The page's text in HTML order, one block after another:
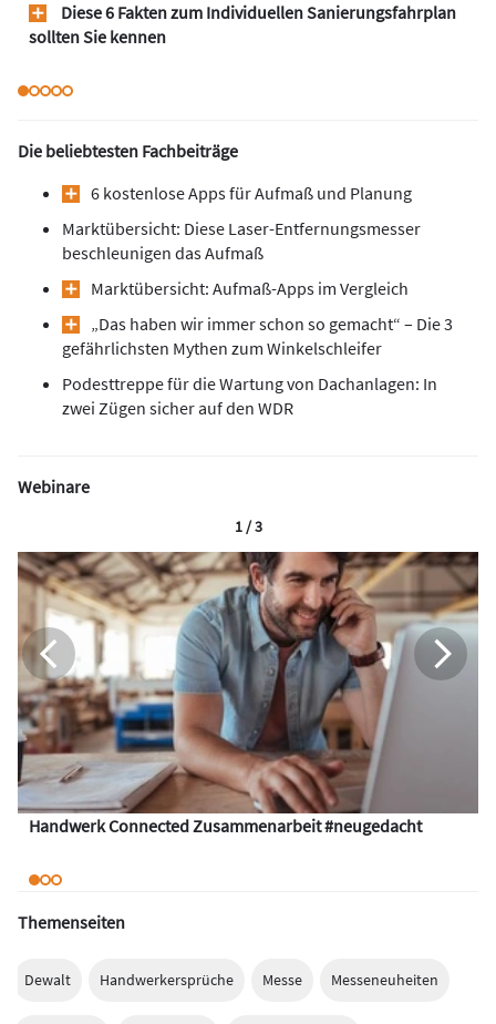
Diese 6 Fakten zum Individuellen Sanierungsfahrplan
sollten Sie kennen
Die beliebtesten Fachbeiträge
6 kostenlose Apps für Aufmaß und Planung
Marktübersicht: Diese Laser-Entfernungsmesser
beschleunigen das Aufmaß
Marktübersicht: Aufmaß-Apps im Vergleich
„Das haben wir immer schon so gemacht“ – Die 3
gefährlichsten Mythen zum Winkelschleifer
Podesttreppe für die Wartung von Dachanlagen: In
zwei Zügen sicher auf den WDR
Webinare
Handwerk Connected Zusammenarbeit #neugedacht
1 / 3
Themenseiten
Dewalt Handwerkersprüche Messe Messeneuheiten